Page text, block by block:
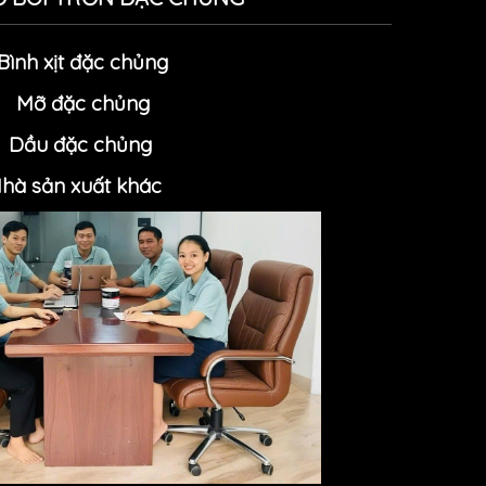
xịt đặc chủng
Mỡ đặc chủng
Dầu đặc chủng
sản xuất khác